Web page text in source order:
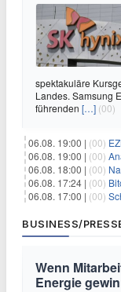
spektakuläre
Landes. Samsung
führenden […] (00)
06.08. 19:00 | (00)
06.08. 19:00 | (00)
06.08. 18:00 | (00)
06.08. 17:24 | (00)
06.08. 17:00 | (00)
BUSINESS/
Wenn
Energie